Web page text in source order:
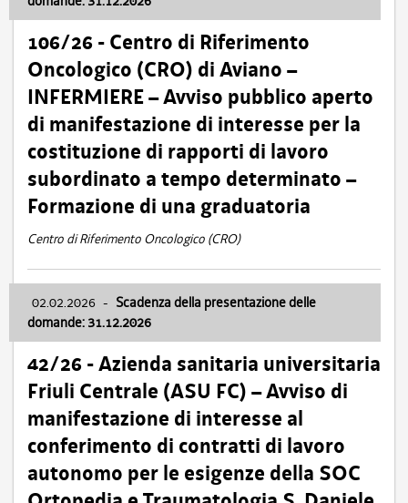
106/26 - Centro di Riferimento
Oncologico (CRO) di Aviano –
INFERMIERE – Avviso pubblico aperto
di manifestazione di interesse per la
costituzione di rapporti di lavoro
subordinato a tempo determinato –
Formazione di una graduatoria
Centro di Riferimento Oncologico (CRO)
02.02.2026 - Scadenza della presentazione delle
domande: 31.12.2026
42/26 - Azienda sanitaria universitaria
Friuli Centrale (ASU FC) – Avviso di
manifestazione di interesse al
conferimento di contratti di lavoro
autonomo per le esigenze della SOC